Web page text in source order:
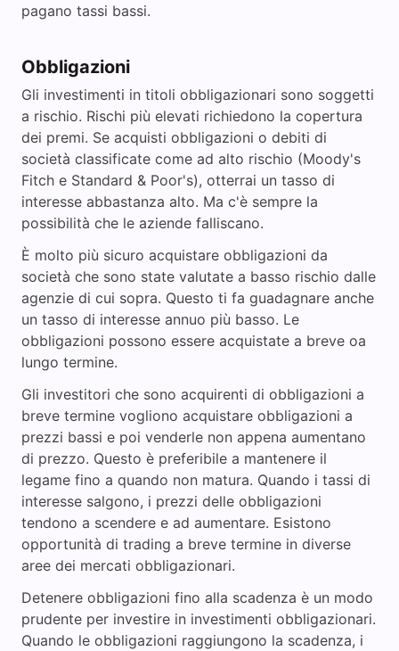
pagano tassi bassi.
Obbligazioni
Gli investimenti in titoli obbligazionari sono soggetti
a rischio. Rischi più elevati richiedono la copertura
dei premi. Se acquisti obbligazioni o debiti di
società classificate come ad alto rischio (Moody's
Fitch e Standard & Poor's), otterrai un tasso di
interesse abbastanza alto. Ma c'è sempre la
possibilità che le aziende falliscano.
È molto più sicuro acquistare obbligazioni da
società che sono state valutate a basso rischio dalle
agenzie di cui sopra. Questo ti fa guadagnare anche
un tasso di interesse annuo più basso. Le
obbligazioni possono essere acquistate a breve oa
lungo termine.
Gli investitori che sono acquirenti di obbligazioni a
breve termine vogliono acquistare obbligazioni a
prezzi bassi e poi venderle non appena aumentano
di prezzo. Questo è preferibile a mantenere il
legame fino a quando non matura. Quando i tassi di
interesse salgono, i prezzi delle obbligazioni
tendono a scendere e ad aumentare. Esistono
opportunità di trading a breve termine in diverse
aree dei mercati obbligazionari.
Detenere obbligazioni fino alla scadenza è un modo
prudente per investire in investimenti obbligazionari.
Quando le obbligazioni raggiungono la scadenza, i